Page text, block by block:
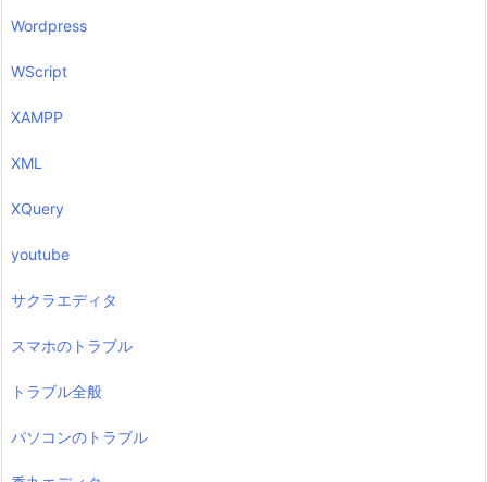
Wordpress
WScript
XAMPP
XML
XQuery
youtube
サクラエディタ
スマホのトラブル
トラブル全般
パソコンのトラブル